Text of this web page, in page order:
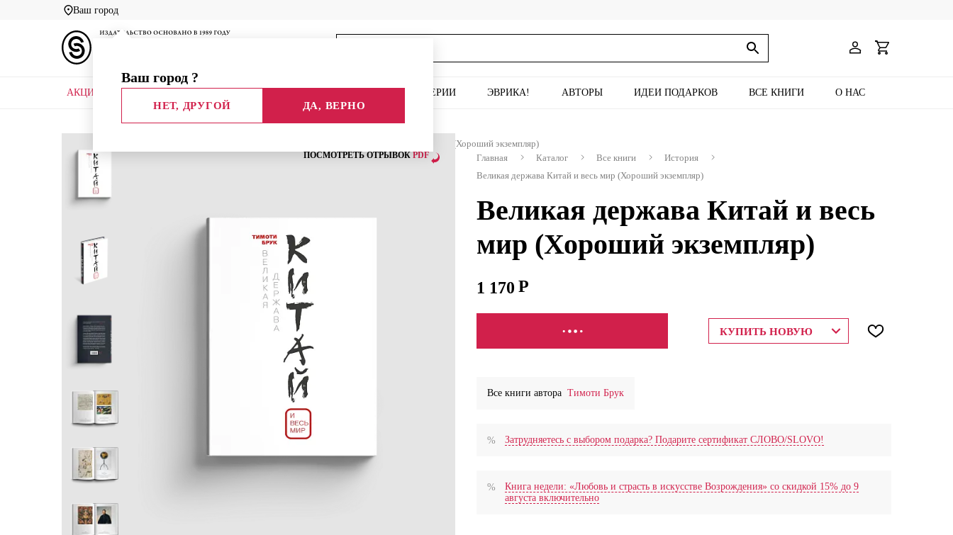
Ваш город
Ваш город ?
НЕТ, ДРУГОЙ ДА, ВЕРНО
АКЦИИ СЕРИИ ЭВРИКА! АВТОРЫ ИДЕИ ПОДАРКОВ ВСЕ КНИГИ О НАС
Великая держава Китай и весь мир (Хороший экземпляр)
ПОСМОТРЕТЬ ОТРЫВОК PDF Главная Каталог Все книги
История
Великая держава Китай и весь мир (Хороший экземпляр)
Великая держава Китай и весь
мир (Хороший экземпляр)
1 170
СООБЩИТЬ О ПОСТУПЛЕНИИ КУПИТЬ НОВУЮ
Все книги автора Тимоти Брук
Затрудняетесь с выбором подарка? Подарите сертификат СЛОВО/SLOVO!
Книга недели: «Любовь и страсть в искусстве Возрождения» со скидкой 15% до 9
августа включительно